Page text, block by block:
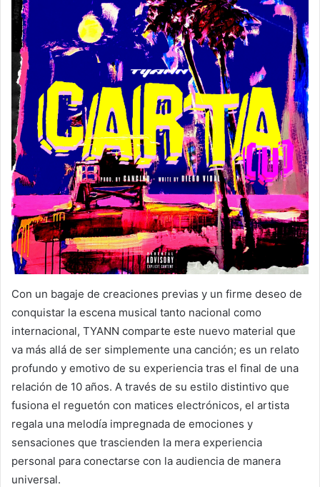
Con un bagaje de creaciones previas y un firme deseo de
conquistar la escena musical tanto nacional como
internacional, TYANN comparte este nuevo material que
va más allá de ser simplemente una canción; es un relato
profundo y emotivo de su experiencia tras el final de una
relación de 10 años. A través de su estilo distintivo que
fusiona el reguetón con matices electrónicos, el artista
regala una melodía impregnada de emociones y
sensaciones que trascienden la mera experiencia
personal para conectarse con la audiencia de manera
universal.